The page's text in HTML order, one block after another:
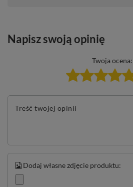
Napisz swoją opinię
Twoja ocena:
Treść twojej opinii
Dodaj własne zdjęcie produktu: